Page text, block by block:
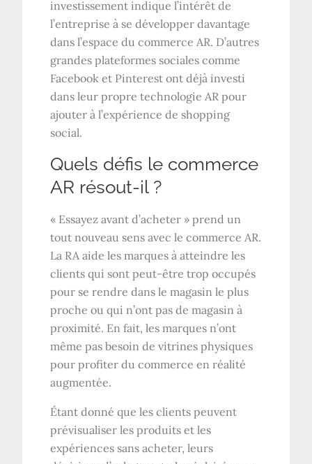
investissement indique l’intérêt de
l’entreprise à se développer davantage
dans l’espace du commerce AR. D’autres
grandes plateformes sociales comme
Facebook et Pinterest ont déjà investi
dans leur propre technologie AR pour
ajouter à l’expérience de shopping
social.
Quels défis le commerce
AR résout-il ?
« Essayez avant d’acheter » prend un
tout nouveau sens avec le commerce AR.
La RA aide les marques à atteindre les
clients qui sont peut-être trop occupés
pour se rendre dans le magasin le plus
proche ou qui n’ont pas de magasin à
proximité. En fait, les marques n’ont
même pas besoin de vitrines physiques
pour profiter du commerce en réalité
augmentée.
Étant donné que les clients peuvent
prévisualiser les produits et les
expériences sans acheter, leurs